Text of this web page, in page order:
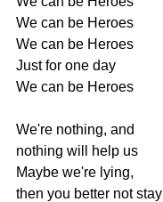
We can be Heroes
We can be Heroes
Just for one day
We can be Heroes
We're nothing, and
nothing will help us
Maybe we're lying,
then you better not stay